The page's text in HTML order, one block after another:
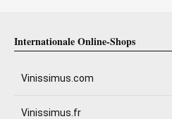
Internationale Online-Shops
Vinissimus.com
Vinissimus.fr